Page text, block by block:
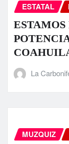
ESTATAL
La
MUZQUIZ